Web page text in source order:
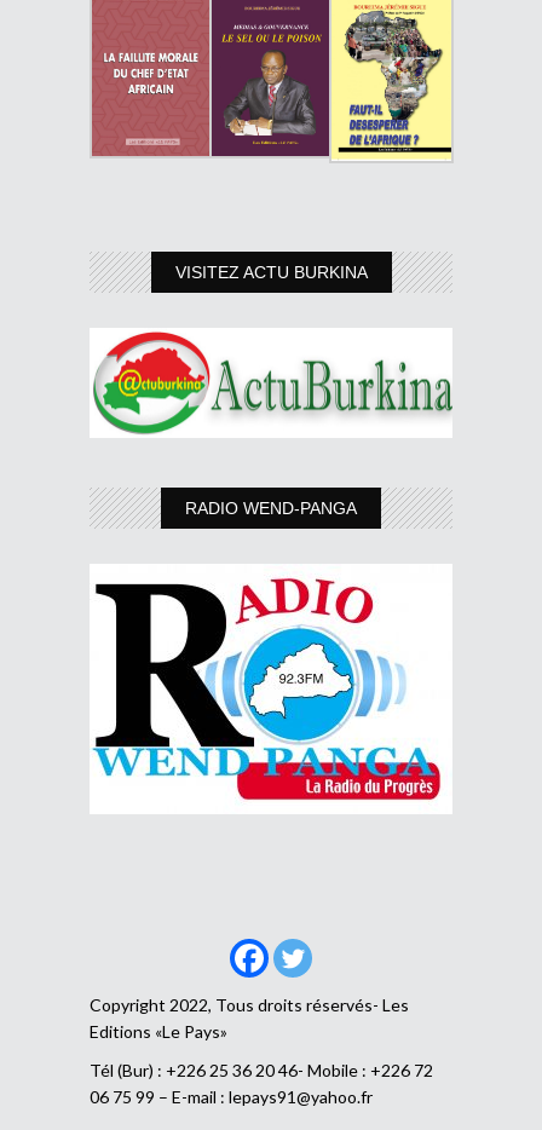
VISITEZ ACTU BURKINA
RADIO WEND-PANGA
Copyright 2022, Tous droits réservés- Les
Editions «Le Pays»
Tél (Bur) : +226 25 36 20 46- Mobile : +226 72
06 75 99 – E-mail : lepays91@yahoo.fr